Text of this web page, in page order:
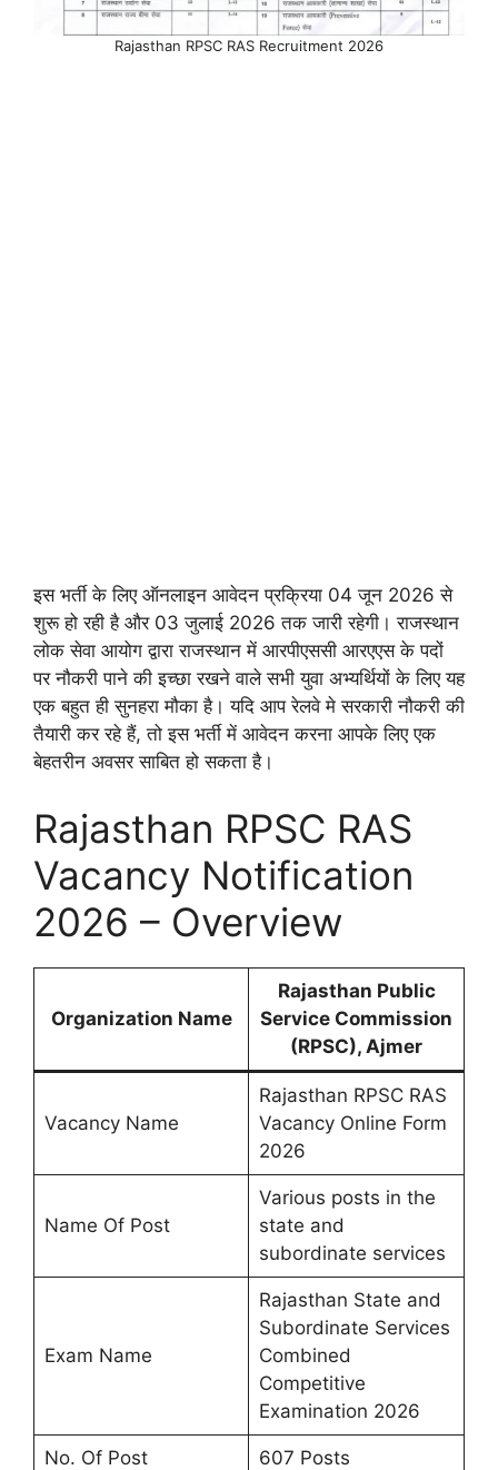
Rajasthan RPSC RAS Recruitment 2026
इस भर्ती के लिए ऑनलाइन आवेदन प्रक्रिया 04 जून 2026 से
शुरू हो रही है और 03 जुलाई 2026 तक जारी रहेगी। राजस्थान
लोक सेवा आयोग द्वारा राजस्थान में आरपीएससी आरएएस के पदों
पर नौकरी पाने की इच्छा रखने वाले सभी युवा अभ्यर्थियों के लिए यह
एक बहुत ही सुनहरा मौका है। यदि आप रेलवे मे सरकारी नौकरी की
तैयारी कर रहे हैं, तो इस भर्ती में आवेदन करना आपके लिए एक
बेहतरीन अवसर साबित हो सकता है।
Rajasthan RPSC RAS
Vacancy Notification
2026 – Overview
Organization Name
Rajasthan Public
Service Commission
(RPSC), Ajmer
Vacancy Name
Rajasthan RPSC RAS
Vacancy Online Form
2026
Name Of Post
Various posts in the
state and
subordinate services
Exam Name
Rajasthan State and
Subordinate Services
Combined
Competitive
Examination 2026
No. Of Post 607 Posts